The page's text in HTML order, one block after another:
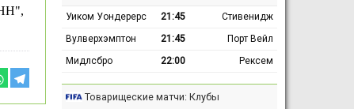
Уиком Уондерерс 21:45
Стивенидж
Вулверхэмптон
21:45
Порт Вейл
Мидлсбро
22:00 Рексем
Товарищеские матчи: Клубы